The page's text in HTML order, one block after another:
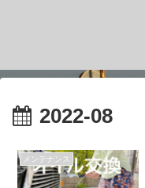
2022-08
メンテナンス